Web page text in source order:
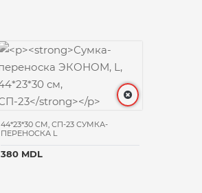
44*23*30 CM, СП-23 СУМКА-
ПЕРЕНОСКА L
380 MDL